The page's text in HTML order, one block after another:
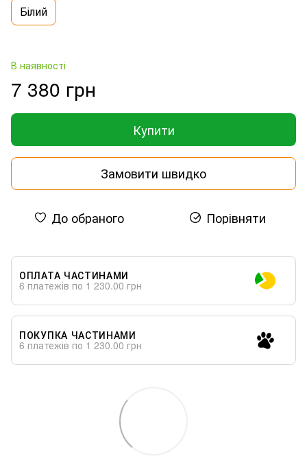
Білий
В наявності
7 380 грн
Купити
Замовити швидко
До обраного Порівняти
ОПЛАТА ЧАСТИНАМИ
6 платежів по 1 230.00 грн
ПОКУПКА ЧАСТИНАМИ
6 платежів по 1 230.00 грн